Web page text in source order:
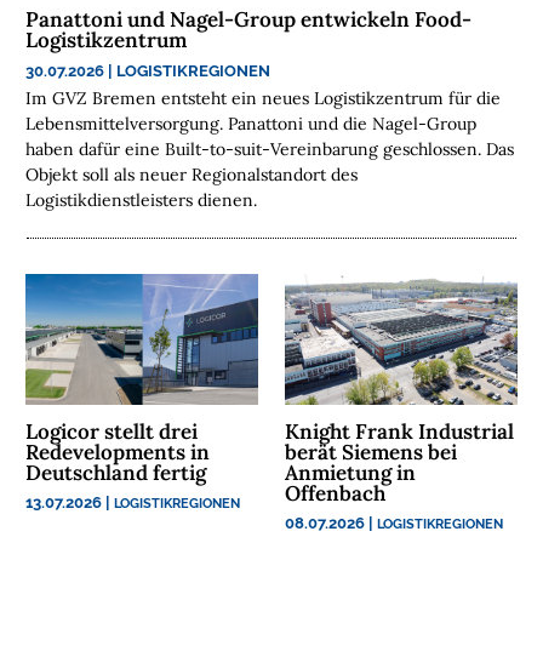
N
S
C
H
E
N
N
A
H
H
A
L
T
I
G
K
E
Panattoni und Nagel-Group entwickeln Food-
Logistikzentrum
30.07.2026 LOGISTIKREGIONEN
Im GVZ Bremen entsteht ein neues Logistikzentrum für die
Lebensmittelversorgung. Panattoni und die Nagel-Group
haben dafür eine Built-to-suit-Vereinbarung geschlossen. Das
Objekt soll als neuer Regionalstandort des
Logistikdienstleisters dienen.
Logicor stellt drei
Redevelopments in
Deutschland fertig
13.07.2026 |LOGISTIKREGIONEN
Knight Frank Industrial
berät Siemens bei
Anmietung in
Offenbach
08.07.2026 |LOGISTIKREGIONEN